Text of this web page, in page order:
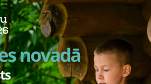
Vēlos atstāt savu e-pastu saziņai